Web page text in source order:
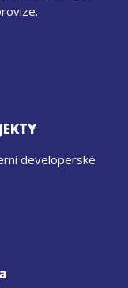
developerské